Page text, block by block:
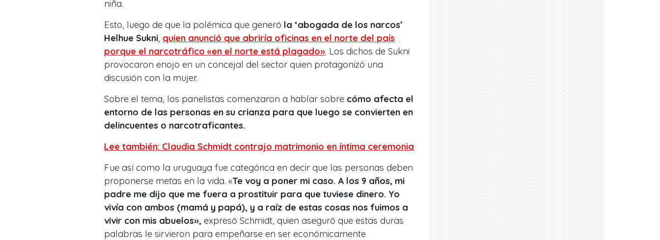
niña.
Esto, luego de que la polémica que generó la ‘abogada de los narcos’
Helhue Sukni quien anunció que abriría oficinas en el norte del país
porque el narcotráfico «en el norte está plagado». Los dichos de Sukni
provocaron enojo en un concejal del sector quien protagonizó una
discusión con la mujer.
Sobre el tema, los panelistas comenzaron a hablar sobre cómo afecta el
entorno de las personas en su crianza para que luego se convierten en
delincuentes o narcotraficantes.
Lee también: Claudia Schmidt contrajo matrimonio en íntima ceremonia
Fue así como la uruguaya fue categórica en decir que las personas deben
proponerse metas en la vida. «Te voy a poner mi caso. A los 9 años, mi
padre me dijo que me fuera a prostituir para que tuviese dinero. Yo
vivía con ambos (mamá y papá), y a raíz de estas cosas nos fuimos a
vivir con mis abuelos», expresó Schmidt, quien aseguró que estas duras
palabras le sirvieron para empeñarse en ser económicamente